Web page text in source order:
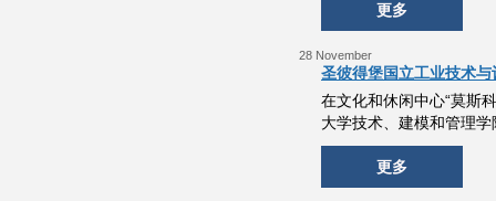
更多
28 November
圣彼得堡国立工业技术
在文化和休闲中心“莫斯
大学技术、建模和管理
更多